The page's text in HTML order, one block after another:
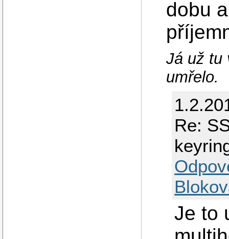
dobu
Já už tu
umřelo.
Re:
Je to